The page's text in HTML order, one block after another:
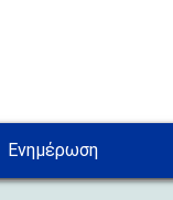
Ενημέρωση